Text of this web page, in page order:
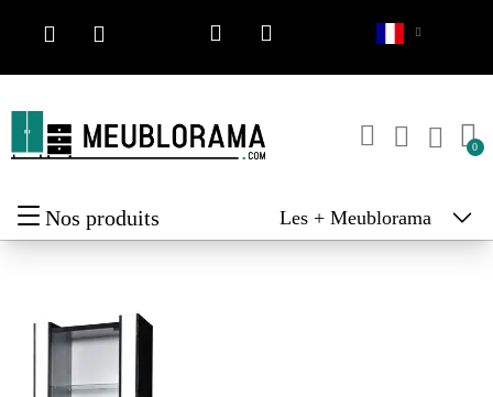
Nos produits Les + Meublorama